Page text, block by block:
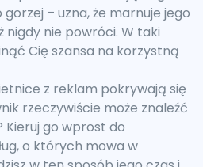
– uzna, że marnuje jego
nigdy nie powróci. W taki
Cię szansa na korzystną
z reklam pokrywają się
rzeczywiście może znaleźć
Kieruj go wprost do
o których mowa w